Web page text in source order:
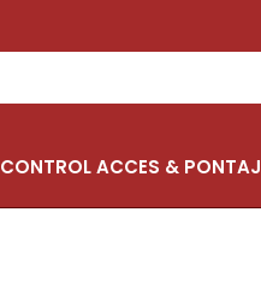
CONTROL ACCES & PONTAJ